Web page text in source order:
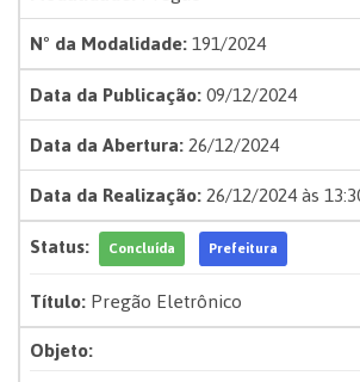
Nº da Modalidade:191/2024
Data da Publicação:09/12/2024
Data da Abertura:26/12/2024
Data da Realização:26/12/2024 às
Status:
Concluída Prefeitura
Título:Pregão Eletrônico
Objeto: